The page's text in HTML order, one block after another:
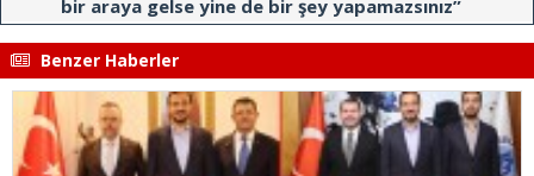
bir araya gelse yine de bir şey yapamazsınız”
Benzer Haberler